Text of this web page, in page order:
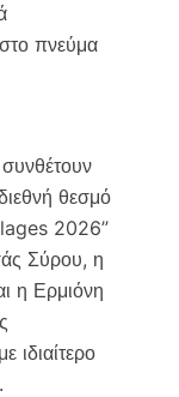
πνεύμα
θεσμό
2026”
Σύρου, η
η Ερμιόνη
ιδιαίτερο